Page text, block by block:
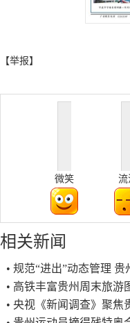
【举报】
微笑 流
相关新闻
• 规范“进出”动态管理
• 高铁丰富贵州周末旅游
• 央视《新闻调查》聚焦